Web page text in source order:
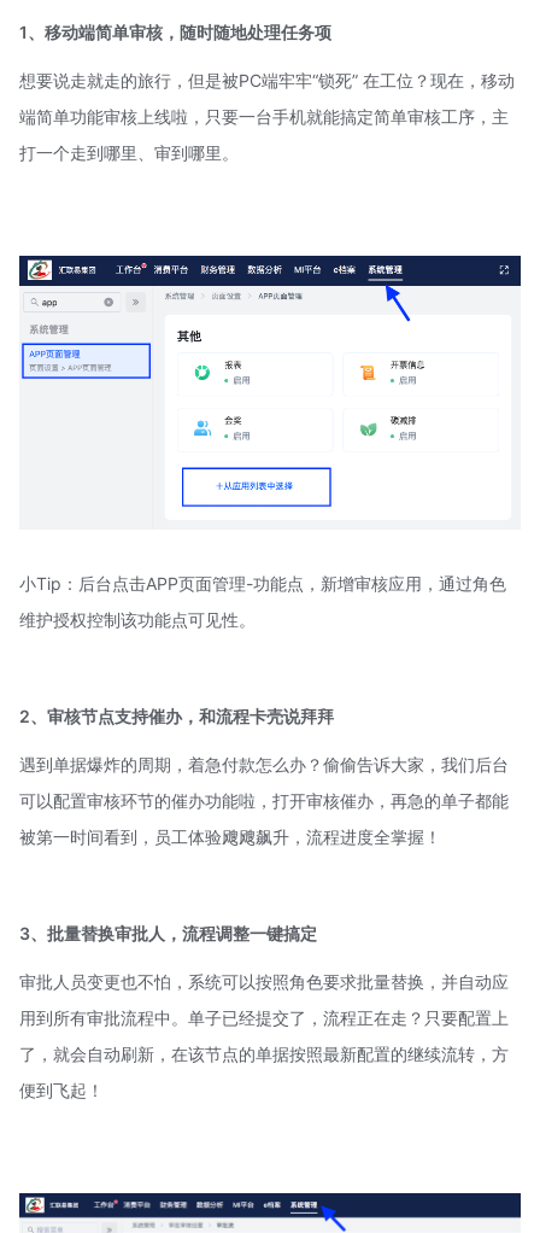
1、移动端简单审核，随时随地处理任务项
想要说走就走的旅行，但是被PC端牢牢“锁死” 在工位？现在，移动
端简单功能审核上线啦，只要一台手机就能搞定简单审核工序，主
打一个走到哪里、审到哪里。
小Tip：后台点击APP页面管理-功能点，新增审核应用，通过角色
维护授权控制该功能点可见性。
2、审核节点支持催办，和流程卡壳说拜拜
遇到单据爆炸的周期，着急付款怎么办？偷偷告诉大家，我们后台
可以配置审核环节的催办功能啦，打开审核催办，再急的单子都能
被第一时间看到，员工体验飕飕飙升，流程进度全掌握！
3、批量替换审批人，流程调整一键搞定
审批人员变更也不怕，系统可以按照角色要求批量替换，并自动应
用到所有审批流程中。单子已经提交了，流程正在走？只要配置上
了，就会自动刷新，在该节点的单据按照最新配置的继续流转，方
便到飞起！